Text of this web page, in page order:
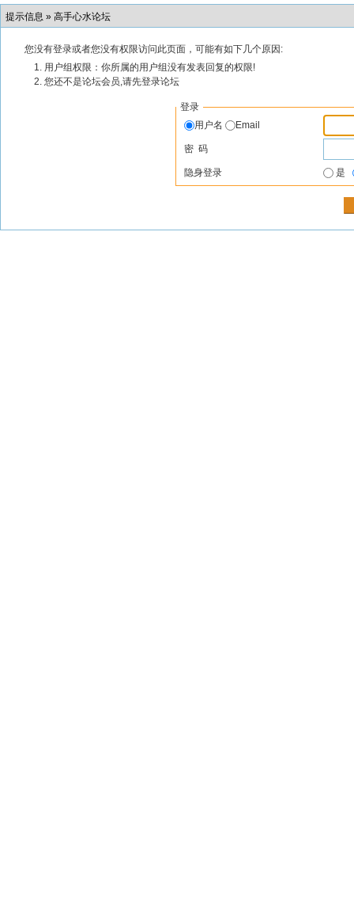
提示信息 » 高手心水论坛
您没有登录或者您没有权限访问此页面，可能有如下几个原因:
用户组权限：你所属的用户组没有发表回复的权限!
您还不是论坛会员,请先登录论坛
登录
用户名
Email
密 码
隐身登录 是